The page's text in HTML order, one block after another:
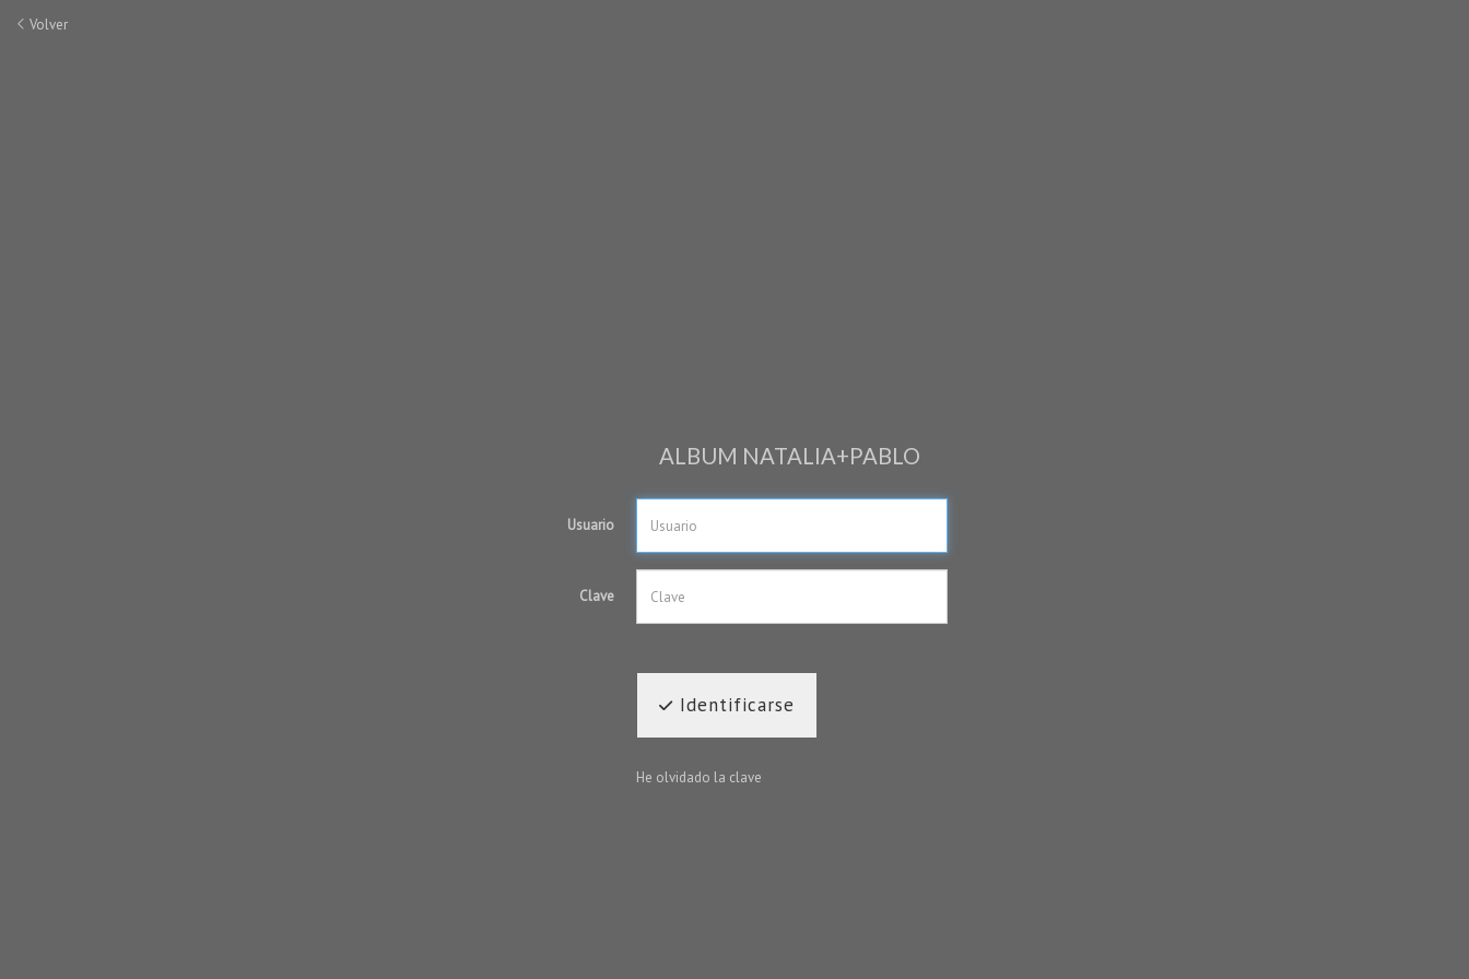
Volver
ALBUM NATALIA+PABLO
Usuario
Clave
Identificarse
He olvidado la clave